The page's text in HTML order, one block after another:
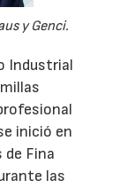
y Genci.
Industrial
inició en
Fina
las